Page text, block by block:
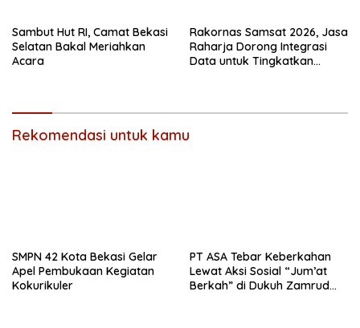
Sambut Hut RI, Camat Bekasi
Selatan Bakal Meriahkan
Acara
Rakornas Samsat 2026, Jasa
Raharja Dorong Integrasi
Data untuk Tingkatkan
Rekomendasi untuk kamu
SMPN 42 Kota Bekasi Gelar
Apel Pembukaan Kegiatan
Kokurikuler
PT ASA Tebar Keberkahan
Lewat Aksi Sosial “Jum’at
Berkah” di Dukuh Zamrud